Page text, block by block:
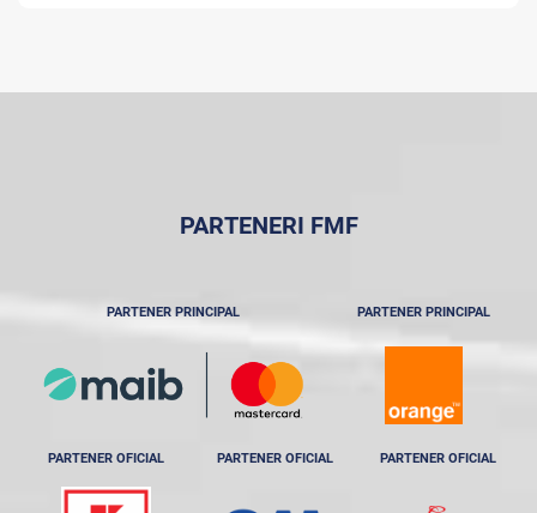
PARTENERI FMF
PARTENER PRINCIPAL PARTENER PRINCIPAL
PARTENER OFICIAL PARTENER OFICIAL PARTENER OFICIAL